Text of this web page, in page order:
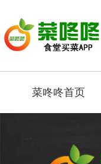
菜咚咚首页